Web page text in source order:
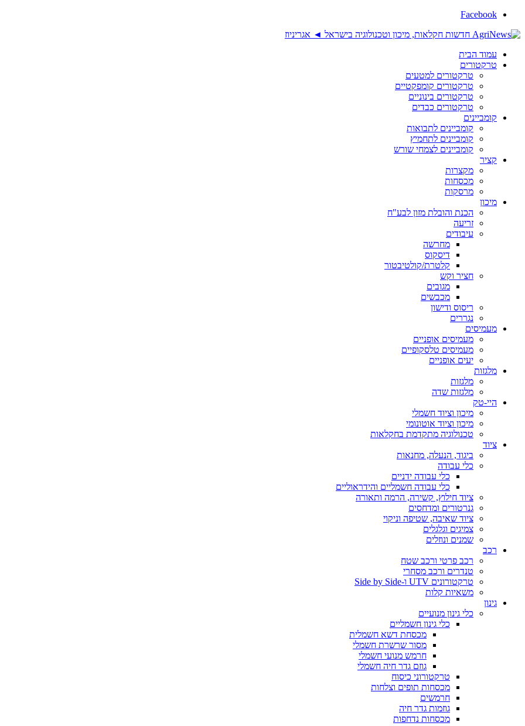
Facebook
עמוד הבית
טרקטורים
טרקטורים למטעים
טרקטורים קומפקטיים
טרקטורים בינוניים
טרקטורים כבדים
קומביינים
קומביינים לתבואות
קומביינים לתחמיץ
קומביינים לצמחי שורש
קציר
מקצרות
מכסחות
מרסקות
מיכון
הכנת והובלת מזון לבע"ח
זריעה
עיבודים
מחרשה
דיסקוס
קלטרת/קולטיבטור
חציר וקש
מגובים
מכבשים
ריסוס ודישון
נגררים
מעמיסים
מעמיסים אופניים
מעמיסים טלסקופיים
יעים אופניים
מלגזות
מלגזות
מלגזות שדה
היי-טק
מיכון וציוד חשמלי
מיכון וציוד אוטונומי
טכנולוגיה מתקדמת בחקלאות
ציוד
ביגוד, הנעלה, מחנאות
כלי עבודה
כלי עבודה ידניים
כלי עבודה חשמליים והידראוליים
ציוד חילוץ, קשירה, הרמה ותאורה
גנרטורים ומדחסים
ציוד שאיבה, שטיפה וניקוי
צמיגים וגלגלים
שמנים ונוזלים
רכב
רכב פרטי ורכב שטח
טנדרים ורכב מסחרי
טרקטורונים UTV ו-Side by Side
משאיות קלות
גינון
כלי גינון מנועיים
כלי גינון חשמליים
מכסחת דשא חשמלית
מסור שרשרת חשמלי
חרמש מנועי חשמלי
גוזם גדר חיה חשמלי
טרקטורוני כיסוח
מכסחות תופים וצלחות
חרמשים
גוזמות גדר חיה
מכסחות נדחפות